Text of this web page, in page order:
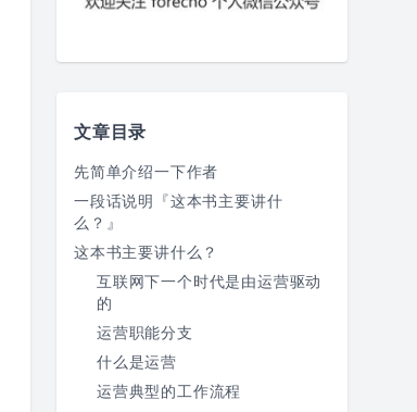
文章目录
先简单介绍一下作者
一段话说明『这本书主要讲什
么？』
这本书主要讲什么？
互联网下一个时代是由运营驱动
的
运营职能分支
什么是运营
运营典型的工作流程